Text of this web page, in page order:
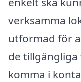
verksamma
utformad för
de
komma i